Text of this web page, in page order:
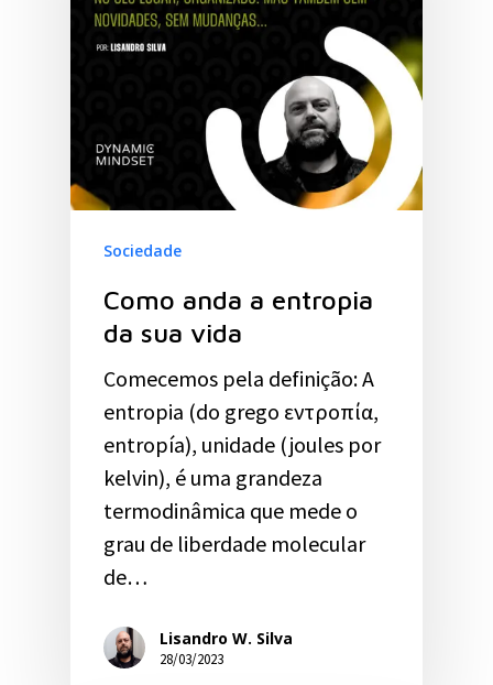
Sociedade
Como anda a entropia
da sua vida
Comecemos pela definição: A
entropia (do grego εντροπία,
entropía), unidade (joules por
kelvin), é uma grandeza
termodinâmica que mede o
grau de liberdade molecular
de…
Lisandro W. Silva
28/03/2023